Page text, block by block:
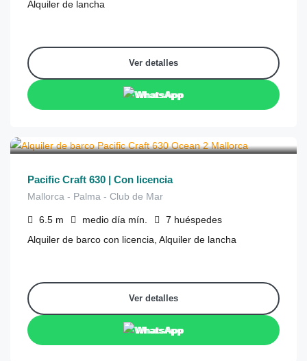
Alquiler de lancha
Ver detalles
WhatsApp
Pacific Craft 630 | Con licencia
Mallorca - Palma - Club de Mar
6.5 m medio día mín. 7 huéspedes
Alquiler de barco con licencia, Alquiler de lancha
Ver detalles
WhatsApp